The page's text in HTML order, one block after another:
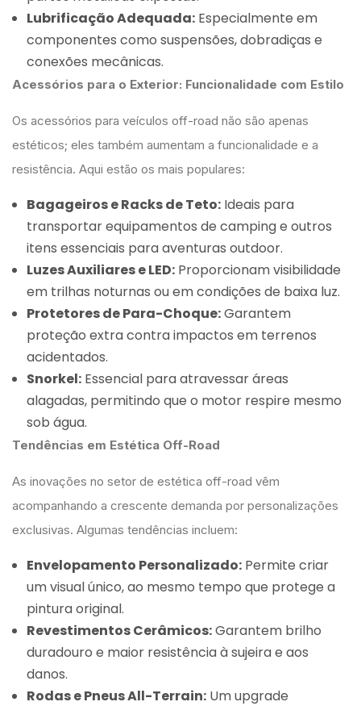
Lubrificação Adequada: Especialmente em
componentes como suspensões, dobradiças e
conexões mecânicas.
Acessórios para o Exterior: Funcionalidade com Estilo
Os acessórios para veículos off-road não são apenas
estéticos; eles também aumentam a funcionalidade e a
resistência. Aqui estão os mais populares:
Bagageiros e Racks de Teto: Ideais para
transportar equipamentos de camping e outros
itens essenciais para aventuras outdoor.
Luzes Auxiliares e LED: Proporcionam visibilidade
em trilhas noturnas ou em condições de baixa luz.
Protetores de Para-Choque:Garantem
proteção extra contra impactos em terrenos
acidentados.
Snorkel: Essencial para atravessar áreas
alagadas, permitindo que o motor respire mesmo
sob água.
Tendências em Estética Off-Road
As inovações no setor de estética off-road vêm
acompanhando a crescente demanda por personalizações
exclusivas. Algumas tendências incluem:
Envelopamento Personalizado: Permite criar
um visual único, ao mesmo tempo que protege a
pintura original.
Revestimentos Cerâmicos:Garantem brilho
duradouro e maior resistência à sujeira e aos
danos.
Rodas e Pneus All-Terrain: Um upgrade